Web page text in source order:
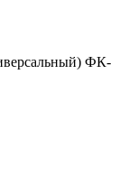
ФК-